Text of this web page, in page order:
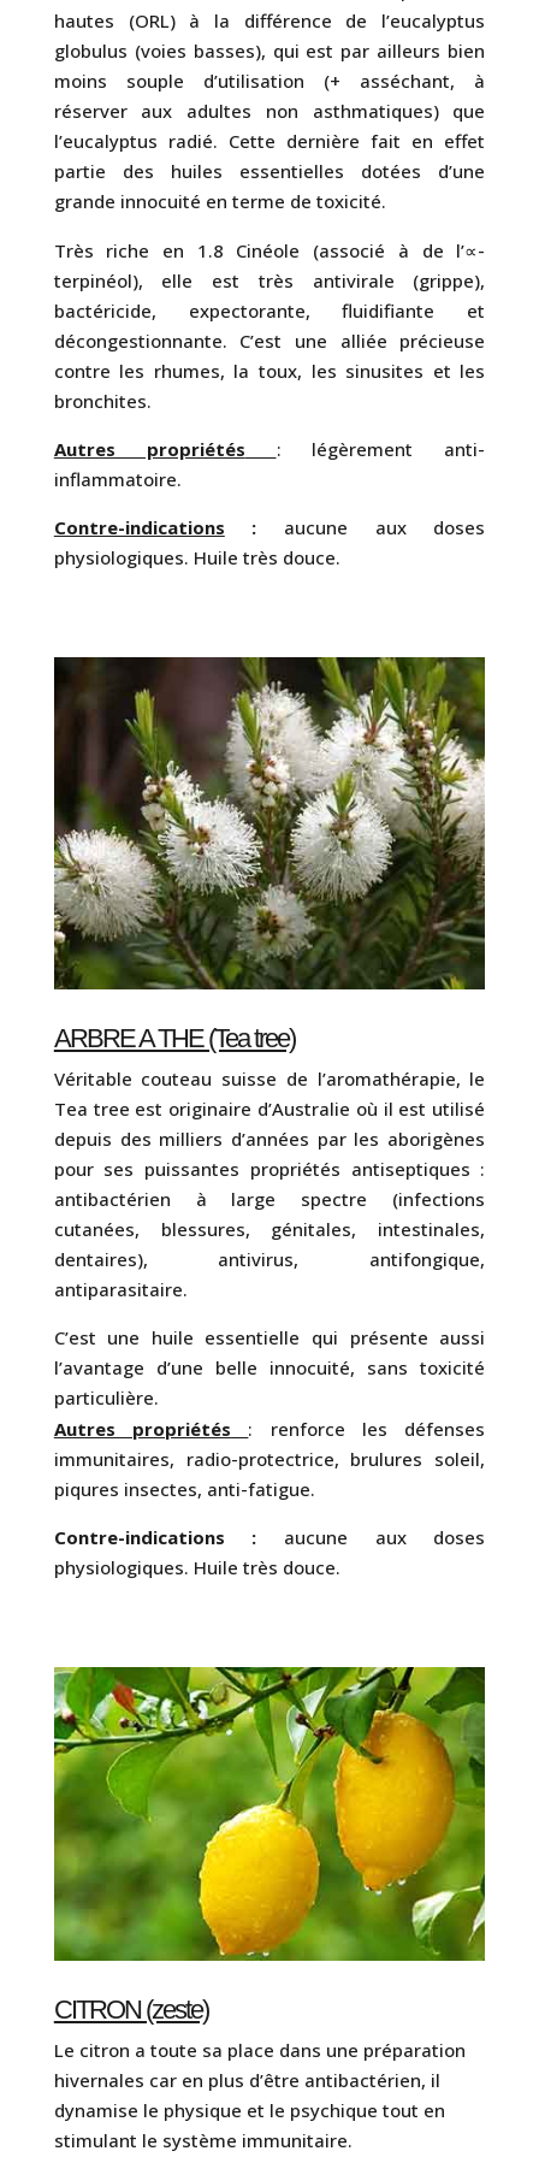
hautes (ORL) à la différence de l’eucalyptus
globulus (voies basses), qui est par ailleurs bien
moins souple d’utilisation (+ asséchant, à
réserver aux adultes non asthmatiques) que
l’eucalyptus radié. Cette dernière fait en effet
partie des huiles essentielles dotées d’une
grande innocuité en terme de toxicité.
Très riche en 1.8 Cinéole (associé à de l’∝-
terpinéol), elle est très antivirale (grippe),
bactéricide, expectorante, fluidifiante et
décongestionnante. C’est une alliée précieuse
contre les rhumes, la toux, les sinusites et les
bronchites.
Autres propriétés
: légèrement anti-
inflammatoire.
Contre-indications : aucune aux doses
physiologiques. Huile très douce.
ARBRE A THE (Tea tree)
Véritable couteau suisse de l’aromathérapie, le
Tea tree est originaire d’Australie où il est utilisé
depuis des milliers d’années par les aborigènes
pour ses puissantes propriétés antiseptiques :
antibactérien à large spectre (infections
cutanées, blessures, génitales, intestinales,
dentaires), antivirus, antifongique,
antiparasitaire.
C’est une huile essentielle qui présente aussi
l’avantage d’une belle innocuité, sans toxicité
particulière.
Autres propriétés
: renforce les défenses
immunitaires, radio-protectrice, brulures soleil,
piqures insectes, anti-fatigue.
Contre-indications : aucune aux doses
physiologiques. Huile très douce.
CITRON (zeste)
Le citron a toute sa place dans une préparation
hivernales car en plus d’être antibactérien, il
dynamise le physique et le psychique tout en
stimulant le système immunitaire.